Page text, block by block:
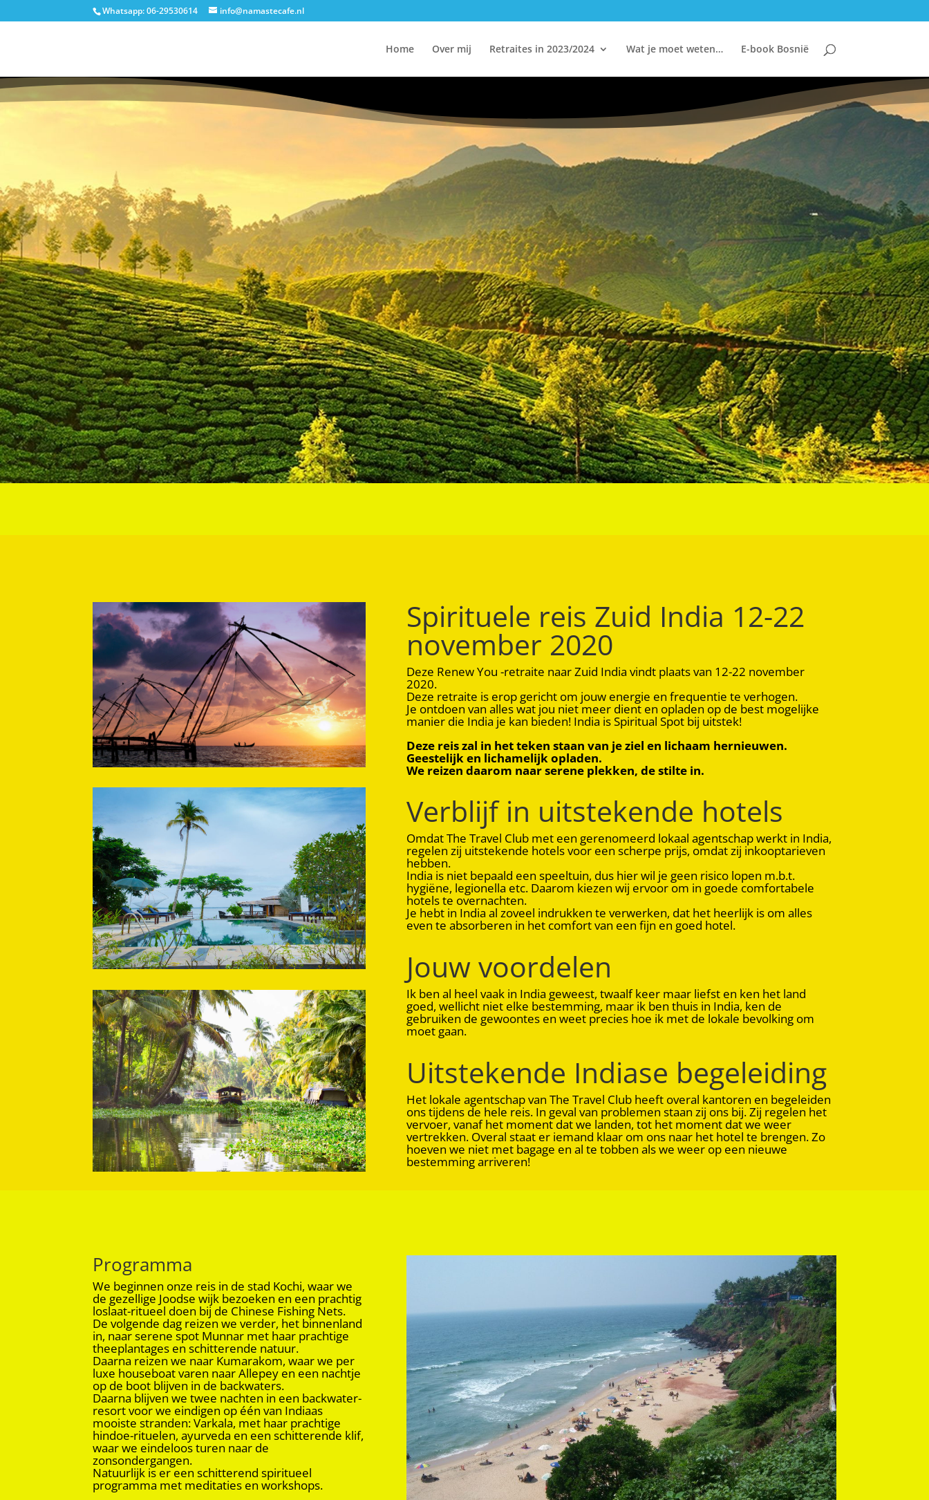
Whatsapp: 06-29530614 info@namastecafe.nl
Home Over mij Retraites in 2023/2024 Wat je moet weten… E-book Bosnië
Spirituele reis Zuid India 12-22
november 2020
Deze Renew You -retraite naar Zuid India vindt plaats van 12-22 november
2020.
Deze retraite is erop gericht om jouw energie en frequentie te verhogen.
Je ontdoen van alles wat jou niet meer dient en opladen op de best mogelijke
manier die India je kan bieden! India is Spiritual Spot bij uitstek!
Deze reis zal in het teken staan van je ziel en lichaam hernieuwen.
Geestelijk en lichamelijk opladen.
We reizen daarom naar serene plekken, de stilte in.
Verblijf in uitstekende hotels
Omdat The Travel Club met een gerenomeerd lokaal agentschap werkt in India,
regelen zij uitstekende hotels voor een scherpe prijs, omdat zij inkooptarieven
hebben.
India is niet bepaald een speeltuin, dus hier wil je geen risico lopen m.b.t.
hygiëne, legionella etc. Daarom kiezen wij ervoor om in goede comfortabele
hotels te overnachten.
Je hebt in India al zoveel indrukken te verwerken, dat het heerlijk is om alles
even te absorberen in het comfort van een fijn en goed hotel.
Jouw voordelen
Ik ben al heel vaak in India geweest, twaalf keer maar liefst en ken het land
goed, wellicht niet elke bestemming, maar ik ben thuis in India, ken de
gebruiken de gewoontes en weet precies hoe ik met de lokale bevolking om
moet gaan.
Uitstekende Indiase begeleiding
Het lokale agentschap van The Travel Club heeft overal kantoren en begeleiden
ons tijdens de hele reis. In geval van problemen staan zij ons bij. Zij regelen het
vervoer, vanaf het moment dat we landen, tot het moment dat we weer
vertrekken. Overal staat er iemand klaar om ons naar het hotel te brengen. Zo
hoeven we niet met bagage en al te tobben als we weer op een nieuwe
bestemming arriveren!
Programma
We beginnen onze reis in de stad Kochi, waar we
de gezellige Joodse wijk bezoeken en een prachtig
loslaat-ritueel doen bij de Chinese Fishing Nets.
De volgende dag reizen we verder, het binnenland
in, naar serene spot Munnar met haar prachtige
theeplantages en schitterende natuur.
Daarna reizen we naar Kumarakom, waar we per
luxe houseboat varen naar Allepey en een nachtje
op de boot blijven in de backwaters.
Daarna blijven we twee nachten in een backwater-
resort voor we eindigen op één van Indiaas
mooiste stranden: Varkala, met haar prachtige
hindoe-rituelen, ayurveda en een schitterende klif,
waar we eindeloos turen naar de
zonsondergangen.
Natuurlijk is er een schitterend spiritueel
programma met meditaties en workshops.